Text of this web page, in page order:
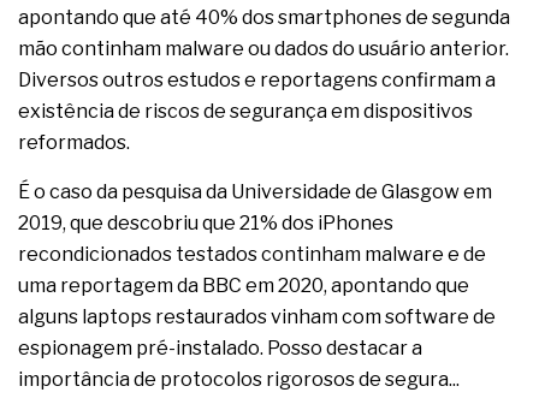
apontando que até 40% dos smartphones de segunda
mão continham malware ou dados do usuário anterior.
Diversos outros estudos e reportagens confirmam a
existência de riscos de segurança em dispositivos
reformados.
É o caso da pesquisa da Universidade de Glasgow em
2019, que descobriu que 21% dos iPhones
recondicionados testados continham malware e de
uma reportagem da BBC em 2020, apontando que
alguns laptops restaurados vinham com software de
espionagem pré-instalado. Posso destacar a
importância de protocolos rigorosos de segura...